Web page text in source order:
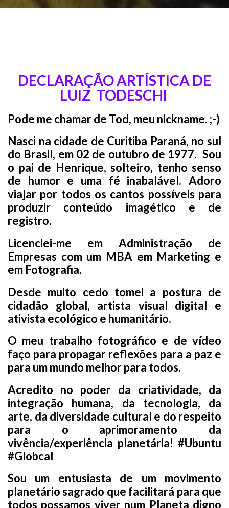
DECLARAÇÃO ARTÍSTICA DE
LUIZ TODESCHI
Pode me chamar de Tod, meu nickname. ;-)
Nasci na cidade de Curitiba Paraná, no sul
do Brasil, em 02 de outubro de 1977. Sou
o pai de Henrique, solteiro, tenho senso
de humor e uma fé inabalável. Adoro
viajar por todos os cantos possíveis para
produzir conteúdo imagético e de
registro.
Licenciei-me em Administração de
Empresas com um MBA em Marketing e
em Fotografia.
Desde muito cedo tomei a postura de
cidadão global, artista visual digital e
ativista ecológico e humanitário.
O meu trabalho fotográfico e de vídeo
faço para propagar reflexões para a paz e
para um mundo melhor para todos.
Acredito no poder da criatividade, da
integração humana, da tecnologia, da
arte, da diversidade cultural e do respeito
para o aprimoramento da
vivência/experiência planetária! #Ubuntu
#Globcal
Sou um entusiasta de um movimento
planetário sagrado que facilitará para que
todos possamos viver num Planeta digno